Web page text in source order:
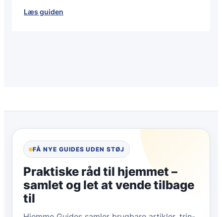
Læs guiden
FÅ NYE GUIDES UDEN STØJ
Praktiske råd til hjemmet –
samlet og let at vende tilbage
til